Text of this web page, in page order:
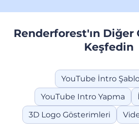
Renderforest'ın
Keşfedin
YouTube İntro
YouTube Intro Yapma
3D Logo Gösterimleri